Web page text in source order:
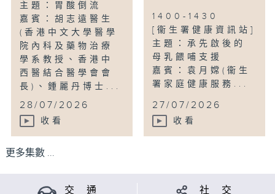
主題：胃酸倒流
嘉賓：胡志遠醫生
(香港中文大學醫學
院內科及藥物治療
學系教授、香港中
西醫結合醫學會會
長)、鍾麗丹博士...
28/07/2026
收看
1400-1430
[衞生署健康資訊站]
主題：承先啟後的
母乳餵哺支援
嘉賓：袁月嫦(衞生
署家庭健康服務...
27/07/2026
收看
更多集數 ...
交 通 社 交